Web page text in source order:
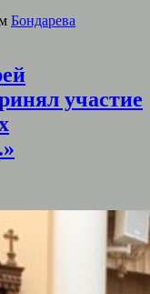
Бондарева
участие